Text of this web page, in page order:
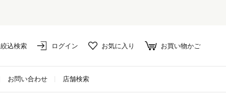
絞込検索 ログイン お気に入り お買い物かご
お問い合わせ 店舗検索